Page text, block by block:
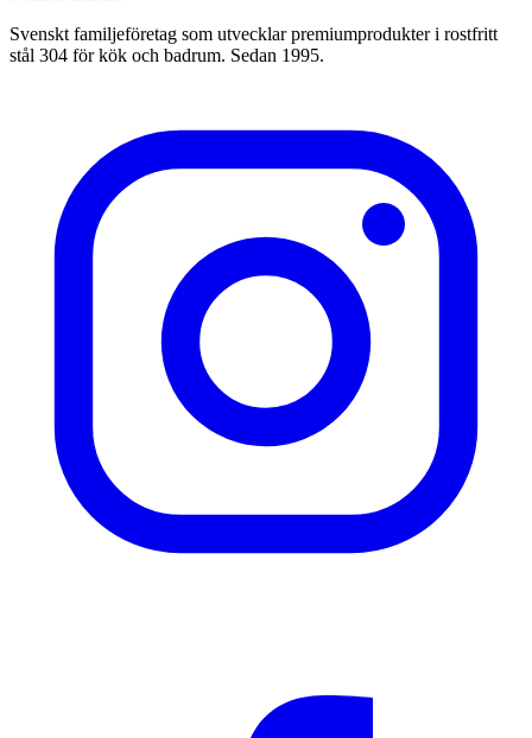
Svenskt familjeföretag som utvecklar premiumprodukter i rostfritt
stål 304 för kök och badrum. Sedan 1995.